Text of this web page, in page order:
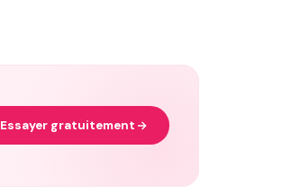
Essayer gratuitement